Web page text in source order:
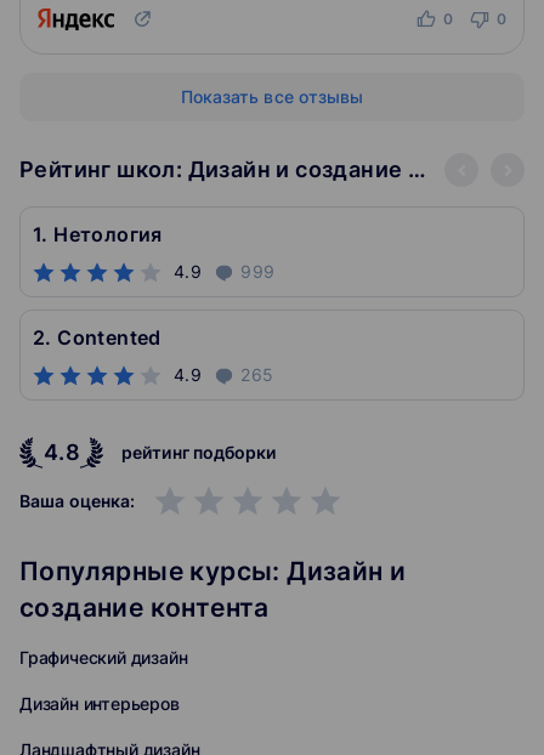
0 0
Показать все отзывы
Рейтинг школ: Дизайн и создание контента
1. Нетология
4.9 999
2. Contented
4.9 265
4.8 рейтинг подборки
Ваша оценка: grade grade grade grade grade
Популярные курсы: Дизайн и
создание контента
Графический дизайн
Дизайн интерьеров
Ландшафтный дизайн